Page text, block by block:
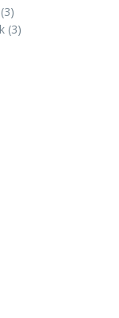
(3)
(3)